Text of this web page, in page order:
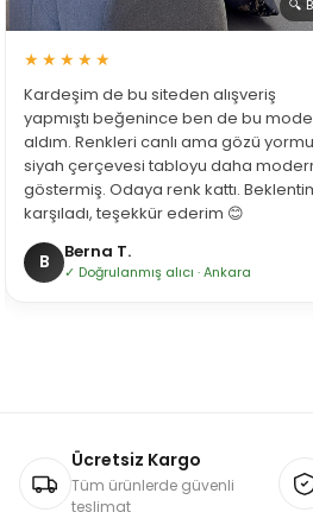
🔍
★★★★★
Kardeşim de bu siteden alışveriş
yapmıştı beğenince ben de bu
aldım. Renkleri canlı ama gözü
siyah çerçevesi tabloyu daha
göstermiş. Odaya renk kattı.
karşıladı, teşekkür ederim 😊
B Berna T.
✓ Doğrulanmış alıcı · Ankara
Ücretsiz Kargo
Tüm ürünlerde güvenli
teslimat